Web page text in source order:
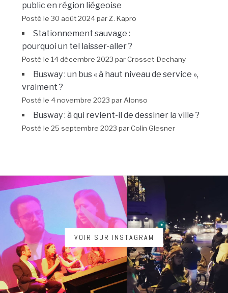
public en région liégeoise
Posté le 30 août 2024 par Z. Kapro
Stationnement sauvage :
pourquoi un tel laisser-aller ?
Posté le 14 décembre 2023 par Crosset-Dechany
Busway : un bus « à haut niveau de service »,
vraiment ?
Posté le 4 novembre 2023 par Alonso
Busway : à qui revient-il de dessiner la ville ?
Posté le 25 septembre 2023 par Colin Glesner
VOIR SUR INSTAGRAM